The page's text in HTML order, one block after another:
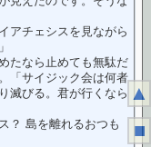
アチェシスを見ながら
たなら止めても無駄だ
「サイジック会は何者
滅びる。君が行くなら
？ 島を離れるおつも
▲
■